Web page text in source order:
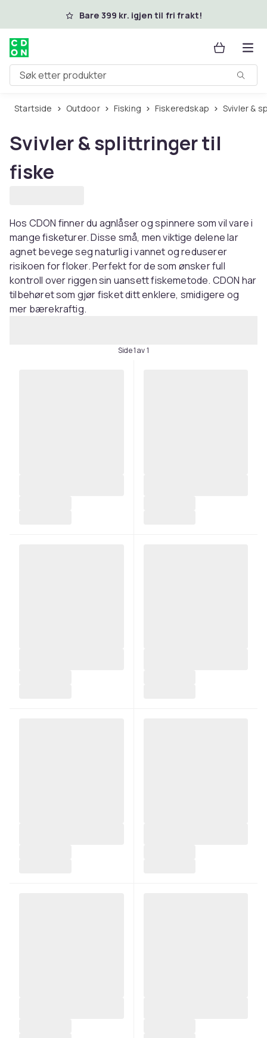
Hopp til hovedinnholdBare 399 kr. igjen til fri frakt!
Søk etter produkter
Startside Outdoor Fisking Fiskeredskap Svivler &
Svivler & splittringer til
fiske
Hos CDON finner du agnlåser og spinnere som vil vare i
mange fisketurer. Disse små, men viktige delene lar
agnet bevege seg naturlig i vannet og reduserer
risikoen for floker. Perfekt for de som ønsker full
kontroll over riggen sin uansett fiskemetode. CDON har
tilbehøret som gjør fisket ditt enklere, smidigere og
mer bærekraftig.
Side 1 av 1